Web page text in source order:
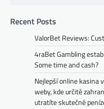
Recent Posts
ValorBet Reviews:
4raBet Gambling
Some time and cash?
Nejlepší online kasina
weby, kde určitě
utratíte skutečné